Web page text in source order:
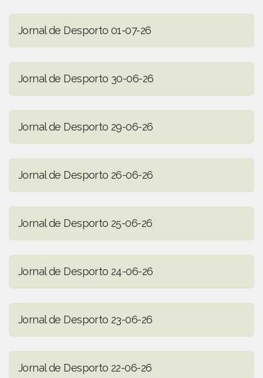
Jornal de Desporto 01-07-26
Jornal de Desporto 30-06-26
Jornal de Desporto 29-06-26
Jornal de Desporto 26-06-26
Jornal de Desporto 25-06-26
Jornal de Desporto 24-06-26
Jornal de Desporto 23-06-26
Jornal de Desporto 22-06-26